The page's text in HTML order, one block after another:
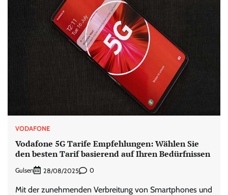
VODAFONE
Vodafone 5G Tarife Empfehlungen: Wählen Sie
den besten Tarif basierend auf Ihren Bedürfnissen
Gulsen 28/08/2025 0
Mit der zunehmenden Verbreitung von Smartphones und